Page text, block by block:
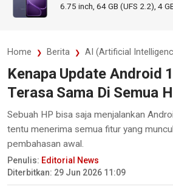
6.75 inch, 64 GB (UFS 2.2), 4
Home Berita AI (Artificial
Kenapa Update Android
Terasa Sama Di Semua
Sebuah HP bisa saja menjalankan
tentu menerima semua fitur yang
pembahasan awal.
Penulis: Editorial News
Diterbitkan: 29 Jun 2026 11:09